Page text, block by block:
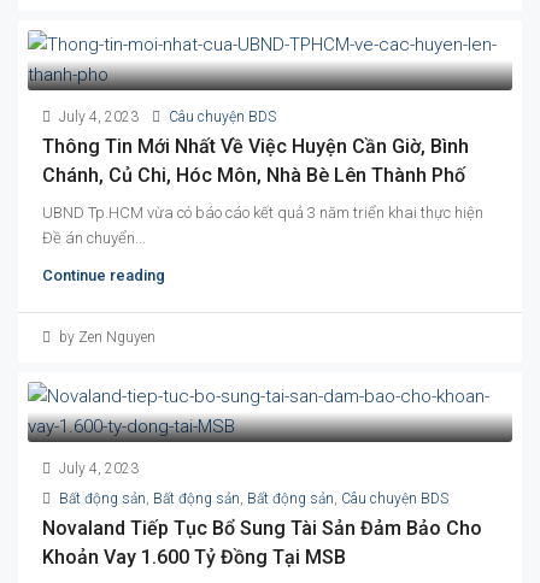
July 4, 2023 Câu chuyện BDS
Thông Tin Mới Nhất Về Việc Huyện Cần Giờ, Bình
Chánh, Củ Chi, Hóc Môn, Nhà Bè Lên Thành Phố
UBND Tp.HCM vừa có báo cáo kết quả 3 năm triển khai thực hiện
Đề án chuyển...
Continue reading
by Zen Nguyen
July 4, 2023
Bất động sản Bất động sản Bất động sản Câu chuyện BDS
Novaland Tiếp Tục Bổ Sung Tài Sản Đảm Bảo Cho
Khoản Vay 1.600 Tỷ Đồng Tại MSB